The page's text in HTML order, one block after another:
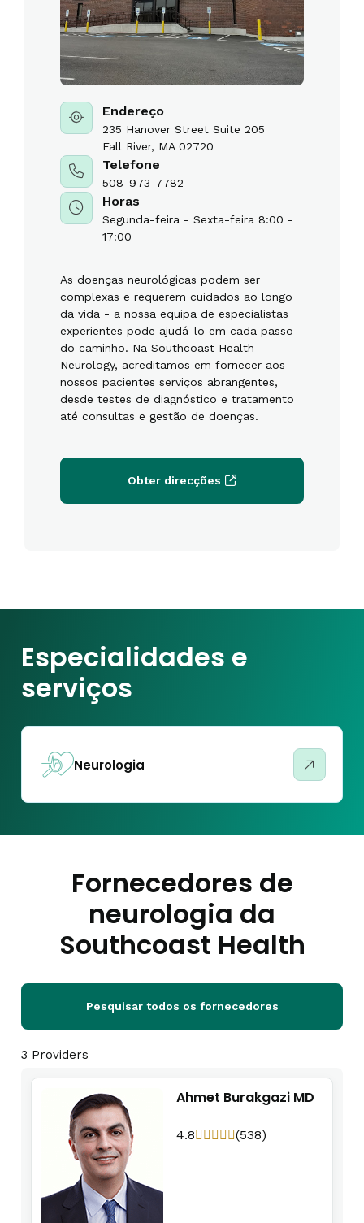
Endereço
235 Hanover Street Suite 205
Fall River, MA 02720
Telefone
508-973-7782
Horas
Segunda-feira - Sexta-feira 8:00 -
17:00
As doenças neurológicas podem ser
complexas e requerem cuidados ao longo
da vida - a nossa equipa de especialistas
experientes pode ajudá-lo em cada passo
do caminho. Na Southcoast Health
Neurology, acreditamos em fornecer aos
nossos pacientes serviços abrangentes,
desde testes de diagnóstico e tratamento
até consultas e gestão de doenças.
Obter direcções
Especialidades e
serviços
Neurologia
Fornecedores de
neurologia da
Southcoast Health
Pesquisar todos os fornecedores
3 Providers
Ahmet Burakgazi MD
4.8 (538)